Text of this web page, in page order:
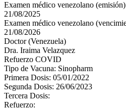
Examen médico venezolano (emisión)
21/08/2025
Examen médico venezolano
21/08/2026
Doctor (Venezuela)
Dra. Iraima Velazquez
Refuerzo COVID
Tipo de Vacuna: Sinopharm
Primera Dosis: 05/01/2022
Segunda Dosis: 26/06/2023
Tercera Dosis:
Refuerzo: